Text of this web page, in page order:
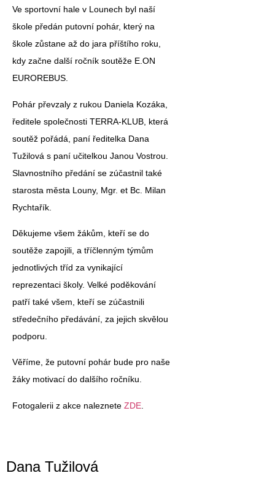
Ve sportovní hale v Lounech byl naší
škole předán putovní pohár, který na
škole zůstane až do jara příštího roku,
kdy začne další ročník soutěže E.ON
EUROREBUS.
Pohár převzaly z rukou Daniela Kozáka,
ředitele společnosti TERRA-KLUB, která
soutěž pořádá, paní ředitelka Dana
Tužilová s paní učitelkou Janou Vostrou.
Slavnostního předání se zúčastnil také
starosta města Louny, Mgr. et Bc. Milan
Rychtařík.
Děkujeme všem žákům, kteří se do
soutěže zapojili, a tříčlenným týmům
jednotlivých tříd za vynikající
reprezentaci školy. Velké poděkování
patří také všem, kteří se zúčastnili
středečního předávání, za jejich skvělou
podporu.
Věříme, že putovní pohár bude pro naše
žáky motivací do dalšího ročníku.
Fotogalerii z akce naleznete ZDE
Dana Tužilová